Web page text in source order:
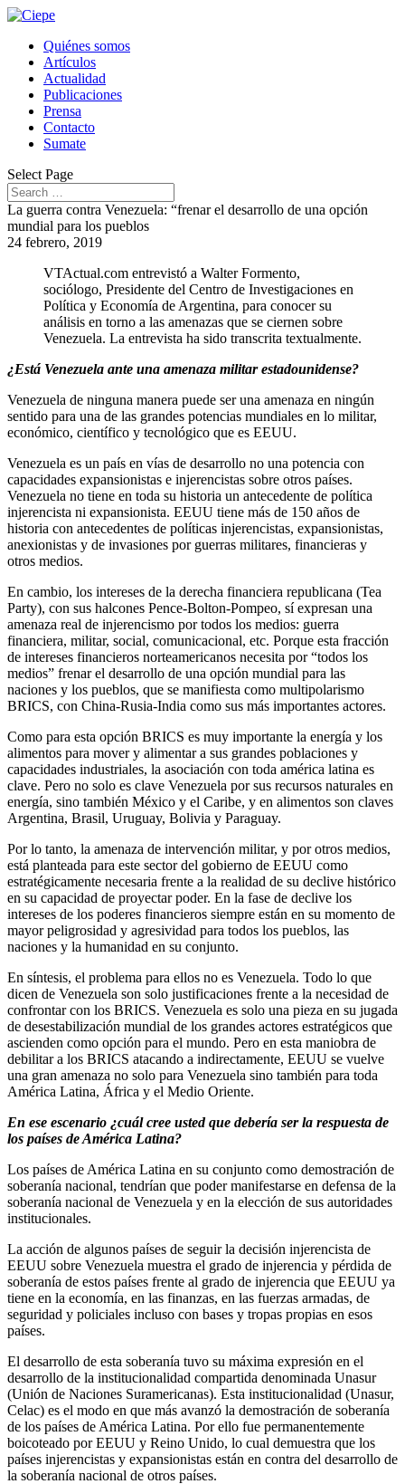
Quiénes somos
Artículos
Actualidad
Publicaciones
Prensa
Contacto
Sumate
Select Page
La guerra contra Venezuela: “frenar el desarrollo de una opción
mundial para los pueblos
24 febrero, 2019
VTActual.com entrevistó a Walter Formento,
sociólogo, Presidente del Centro de Investigaciones en
Política y Economía de Argentina, para conocer su
análisis en torno a las amenazas que se ciernen sobre
Venezuela. La entrevista ha sido transcrita textualmente.
¿Está Venezuela ante una amenaza militar estadounidense?
Venezuela de ninguna manera puede ser una amenaza en ningún
sentido para una de las grandes potencias mundiales en lo militar,
económico, científico y tecnológico que es EEUU.
Venezuela es un país en vías de desarrollo no una potencia con
capacidades expansionistas e injerencistas sobre otros países.
Venezuela no tiene en toda su historia un antecedente de política
injerencista ni expansionista. EEUU tiene más de 150 años de
historia con antecedentes de políticas injerencistas, expansionistas,
anexionistas y de invasiones por guerras militares, financieras y
otros medios.
En cambio, los intereses de la derecha financiera republicana (Tea
Party), con sus halcones Pence-Bolton-Pompeo, sí expresan una
amenaza real de injerencismo por todos los medios: guerra
financiera, militar, social, comunicacional, etc. Porque esta fracción
de intereses financieros norteamericanos necesita por “todos los
medios” frenar el desarrollo de una opción mundial para las
naciones y los pueblos, que se manifiesta como multipolarismo
BRICS, con China-Rusia-India como sus más importantes actores.
Como para esta opción BRICS es muy importante la energía y los
alimentos para mover y alimentar a sus grandes poblaciones y
capacidades industriales, la asociación con toda américa latina es
clave. Pero no solo es clave Venezuela por sus recursos naturales en
energía, sino también México y el Caribe, y en alimentos son claves
Argentina, Brasil, Uruguay, Bolivia y Paraguay.
Por lo tanto, la amenaza de intervención militar, y por otros medios,
está planteada para este sector del gobierno de EEUU como
estratégicamente necesaria frente a la realidad de su declive histórico
en su capacidad de proyectar poder. En la fase de declive los
intereses de los poderes financieros siempre están en su momento de
mayor peligrosidad y agresividad para todos los pueblos, las
naciones y la humanidad en su conjunto.
En síntesis, el problema para ellos no es Venezuela. Todo lo que
dicen de Venezuela son solo justificaciones frente a la necesidad de
confrontar con los BRICS. Venezuela es solo una pieza en su jugada
de desestabilización mundial de los grandes actores estratégicos que
ascienden como opción para el mundo. Pero en esta maniobra de
debilitar a los BRICS atacando a indirectamente, EEUU se vuelve
una gran amenaza no solo para Venezuela sino también para toda
América Latina, África y el Medio Oriente.
En ese escenario ¿cuál cree usted que debería ser la respuesta de
los países de América Latina?
Los países de América Latina en su conjunto como demostración de
soberanía nacional, tendrían que poder manifestarse en defensa de la
soberanía nacional de Venezuela y en la elección de sus autoridades
institucionales.
La acción de algunos países de seguir la decisión injerencista de
EEUU sobre Venezuela muestra el grado de injerencia y pérdida de
soberanía de estos países frente al grado de injerencia que EEUU ya
tiene en la economía, en las finanzas, en las fuerzas armadas, de
seguridad y policiales incluso con bases y tropas propias en esos
países.
El desarrollo de esta soberanía tuvo su máxima expresión en el
desarrollo de la institucionalidad compartida denominada Unasur
(Unión de Naciones Suramericanas). Esta institucionalidad (Unasur,
Celac) es el modo en que más avanzó la demostración de soberanía
de los países de América Latina. Por ello fue permanentemente
boicoteado por EEUU y Reino Unido, lo cual demuestra que los
países injerencistas y expansionistas están en contra del desarrollo de
la soberanía nacional de otros países.